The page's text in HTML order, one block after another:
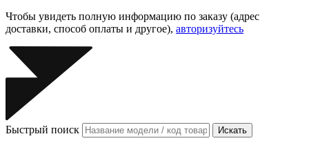
Чтобы увидеть полную информацию по заказу (адрес
доставки, способ оплаты и другое), авторизуйтесь
Быстрый поиск Искать